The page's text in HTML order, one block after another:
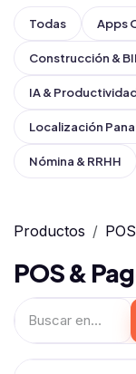
Todas Apps
Construcción &
IA &
Localización
Nómina & RRHH
Productos
POS &